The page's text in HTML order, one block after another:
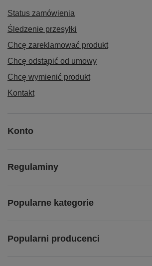
Status zamówienia
Śledzenie przesyłki
Chcę zareklamować produkt
Chcę odstąpić od umowy
Chcę wymienić produkt
Kontakt
Konto
Regulaminy
Popularne kategorie
Popularni producenci